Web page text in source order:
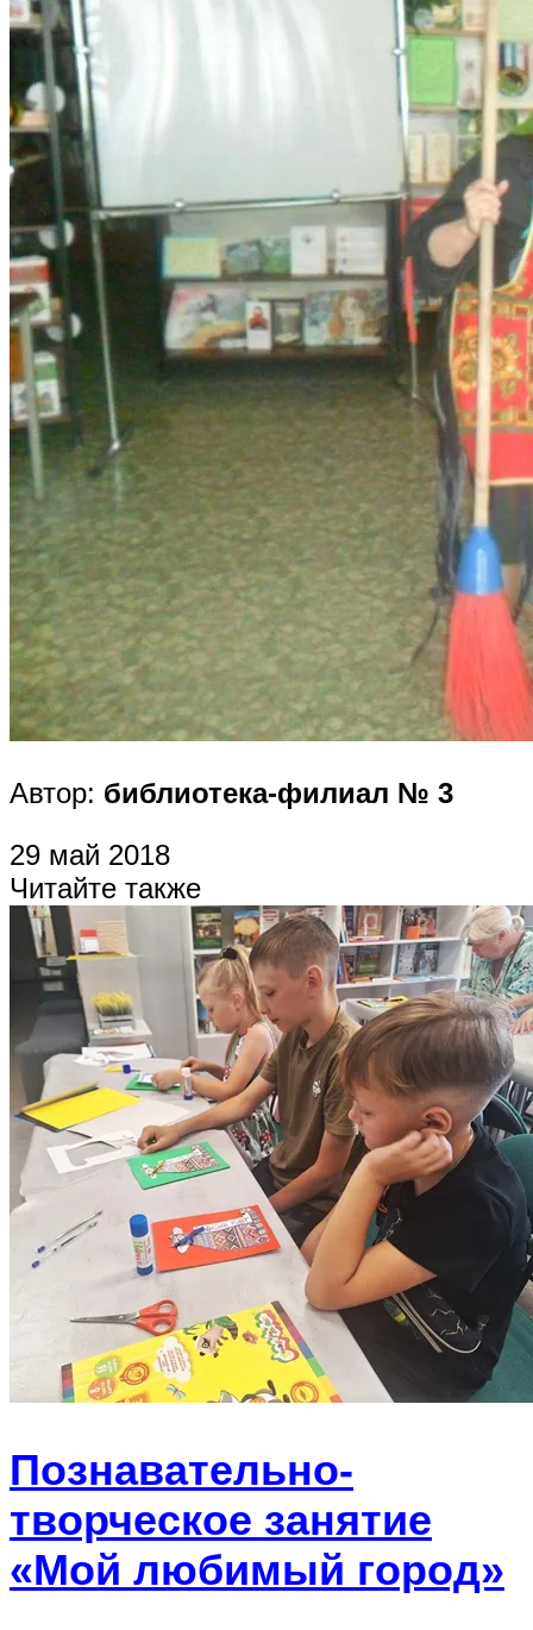
Автор: библиотека-филиал № 3
29 май 2018
Читайте также
Познавательно-
творческое занятие
«Мой любимый город»